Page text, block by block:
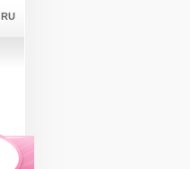
RU